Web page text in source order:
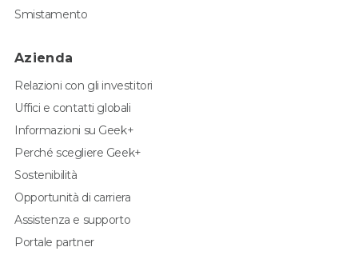
Smistamento
Azienda
Relazioni con gli investitori
Uffici e contatti globali
Informazioni su Geek+
Perché scegliere Geek+
Sostenibilità
Opportunità di carriera
Assistenza e supporto
Portale partner